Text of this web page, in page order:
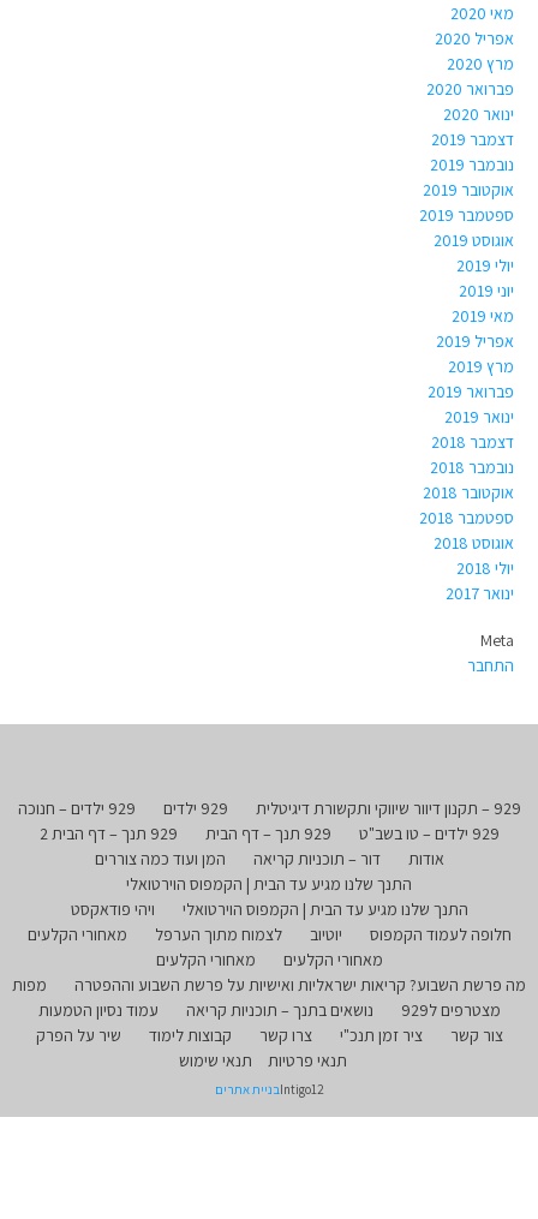
מאי 2020
אפריל 2020
מרץ 2020
פברואר 2020
ינואר 2020
דצמבר 2019
נובמבר 2019
אוקטובר 2019
ספטמבר 2019
אוגוסט 2019
יולי 2019
יוני 2019
מאי 2019
אפריל 2019
מרץ 2019
פברואר 2019
ינואר 2019
דצמבר 2018
נובמבר 2018
אוקטובר 2018
ספטמבר 2018
אוגוסט 2018
יולי 2018
ינואר 2017
Meta
התחבר
929 – תקנון דיוור שיווקי ותקשורת דיגיטלית 929 ילדים
929 ילדים – חנוכה
929 ילדים – טו בשב"ט
929 תנך – דף הבית
929 תנך – דף הבית 2
אודות
דור – תוכניות קריאה
המן ועוד כמה צוררים
התנך שלנו מגיע עד הבית | הקמפוס הוירטואלי
התנך שלנו מגיע עד הבית | הקמפוס הוירטואלי
ויהי פודאקסט
חלופה לעמוד הקמפוס
יוטיוב לצמוח מתוך הערפל
מאחורי הקלעים
מאחורי הקלעים
מאחורי הקלעים
מה פרשת השבוע? קריאות ישראליות ואישיות על פרשת השבוע וההפטרה
מפות
מצטרפים ל929
נושאים בתנך – תוכניות קריאה
עמוד נסיון הטמעות
צור קשר
ציר זמן תנכ"י צרו קשר קבוצות לימוד
שיר על הפרק
תנאי פרטיות
תנאי שימוש
Intigo12בניית אתרים